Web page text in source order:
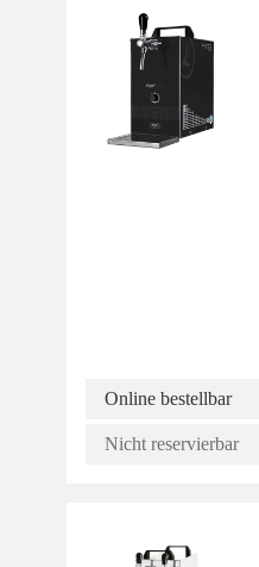
Online bestellbar
Nicht reservierbar